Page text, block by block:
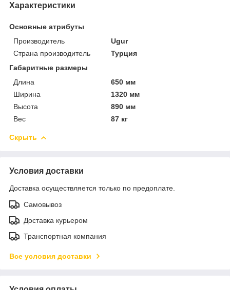
Характеристики
Основные атрибуты
Производитель
Ugur
Страна производитель
Турция
Габаритные размеры
Длина
650 мм
Ширина
1320 мм
Высота
890 мм
Вес
87 кг
Скрыть
Условия доставки
Доставка осуществляется только по предоплате.
Самовывоз
Доставка курьером
Транспортная компания
Все условия доставки